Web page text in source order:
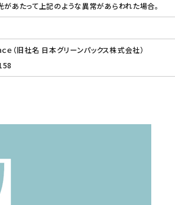
があたって上記のような異常があらわれた場合。
ｅ（旧社名 日本グリーンパックス株式会社）